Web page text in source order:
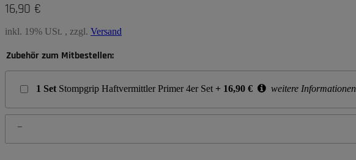
16,90 €
inkl. 19% USt. , zzgl. Versand
Zubehör zum Mitbestellen:
1 Set Stompgrip Haftvermittler Primer 4er Set + 16,90 € weitere Informationen